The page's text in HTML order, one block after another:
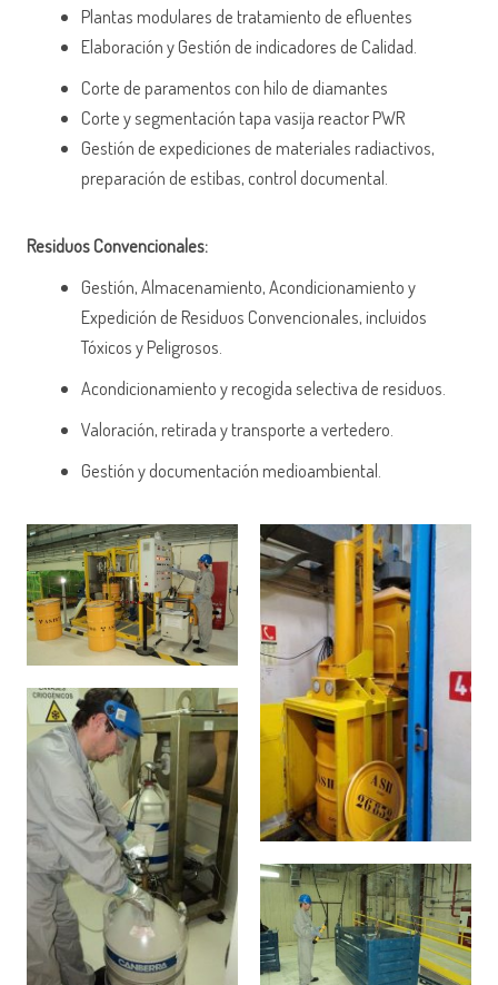
Plantas modulares de tratamiento de efluentes
Elaboración y Gestión de indicadores de Calidad.
Corte de paramentos con hilo de diamantes
Corte y segmentación tapa vasija reactor PWR
Gestión de expediciones de materiales radiactivos,
preparación de estibas, control documental.
Residuos Convencionales:
Gestión, Almacenamiento, Acondicionamiento y
Expedición de Residuos Convencionales, incluidos
Tóxicos y Peligrosos.
Acondicionamiento y recogida selectiva de residuos.
Valoración, retirada y transporte a vertedero.
Gestión y documentación medioambiental.